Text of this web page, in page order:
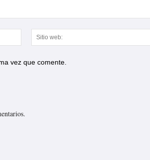
Correo
electrónico:*
vez que comente.